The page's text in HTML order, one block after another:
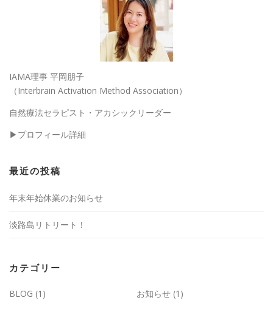
IAMA理事 平岡朋子
（Interbrain Activation Method Association）
自然療法セラピスト・アカシックリーダー
▶︎ プロフィール詳細
最近の投稿
年末年始休業のお知らせ
淡路島リトリート！
カテゴリー
BLOG (1) お知らせ (1)